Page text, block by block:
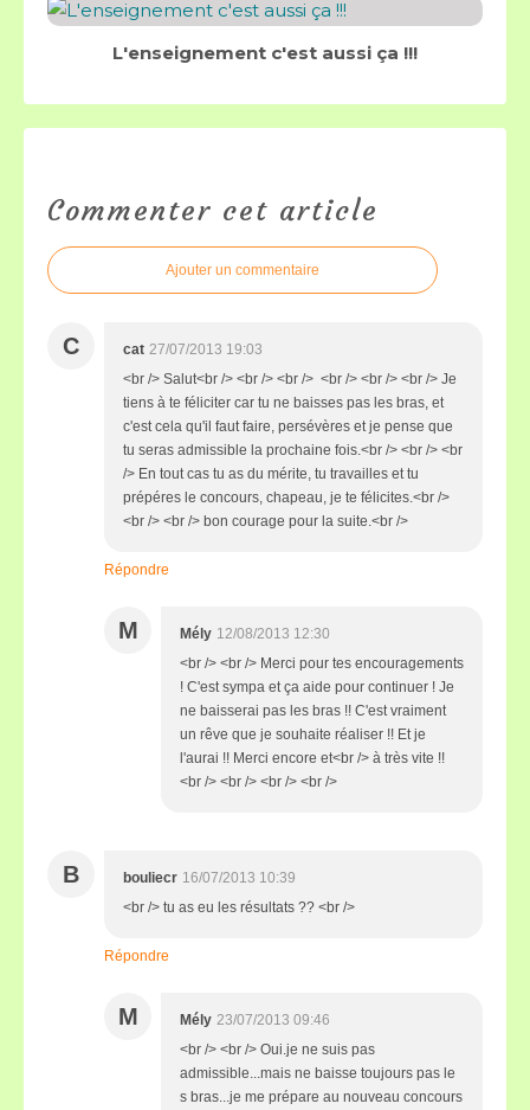
L'enseignement c'est aussi ça !!!
Commenter cet article
Ajouter un commentaire
C cat 27/07/2013 19:03
<br /> Salut<br /> <br /> <br /> <br /> <br /> <br /> Je
tiens à te féliciter car tu ne baisses pas les bras, et
c'est cela qu'il faut faire, persévères et je pense que
tu seras admissible la prochaine fois.<br /> <br /> <br
/> En tout cas tu as du mérite, tu travailles et tu
prépéres le concours, chapeau, je te félicites.<br />
<br /> <br /> bon courage pour la suite.<br />
Répondre
M Mély 12/08/2013 12:30
<br /> <br /> Merci pour tes encouragements
! C'est sympa et ça aide pour continuer ! Je
ne baisserai pas les bras !! C'est vraiment
un rêve que je souhaite réaliser !! Et je
l'aurai !! Merci encore et<br /> à très vite !!
<br /> <br /> <br /> <br />
B bouliecr 16/07/2013 10:39
<br /> tu as eu les résultats ?? <br />
Répondre
M Mély 23/07/2013 09:46
<br /> <br /> Oui.je ne suis pas
admissible...mais ne baisse toujours pas le
s bras...je me prépare au nouveau concours